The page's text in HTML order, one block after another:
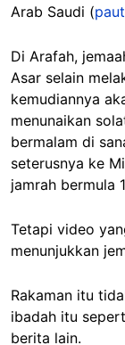
Arab Saudi (
Di Arafah,
Asar selain
kemudiannya
menunaikan
bermalam di
seterusnya ke
jamrah bermula
Tetapi video
menunjukkan
Rakaman itu
ibadah itu
berita lain.